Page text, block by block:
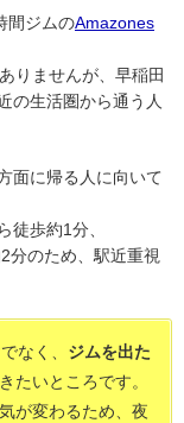
間ジムのAmazones
りませんが、早稲田
の生活圏から通う人
面に帰る人に向いて
徒歩約1分、
分のため、駅近重視
なく、 ジムを出た
たいところです。
が変わるため、夜